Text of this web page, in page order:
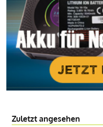
Zuletzt angesehen